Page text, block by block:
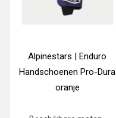
Alpinestars | Enduro
Handschoenen Pro-Dura
oranje